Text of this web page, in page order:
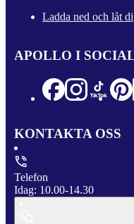
Ladda ned och låt
APOLLO I
KONTAKTA OSS
Telefon
Idag: 10.00-14.30